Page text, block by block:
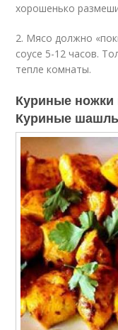
хорошенько
2. Мясо должно
соусе 5-12 часов.
тепле комнаты.
Куриные ножки
Куриные